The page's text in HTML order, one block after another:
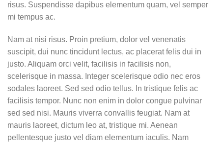
risus. Suspendisse dapibus elementum quam, vel semper
mi tempus ac.
Nam at nisi risus. Proin pretium, dolor vel venenatis
suscipit, dui nunc tincidunt lectus, ac placerat felis dui in
justo. Aliquam orci velit, facilisis in facilisis non,
scelerisque in massa. Integer scelerisque odio nec eros
sodales laoreet. Sed sed odio tellus. In tristique felis ac
facilisis tempor. Nunc non enim in dolor congue pulvinar
sed sed nisi. Mauris viverra convallis feugiat. Nam at
mauris laoreet, dictum leo at, tristique mi. Aenean
pellentesque justo vel diam elementum iaculis. Nam